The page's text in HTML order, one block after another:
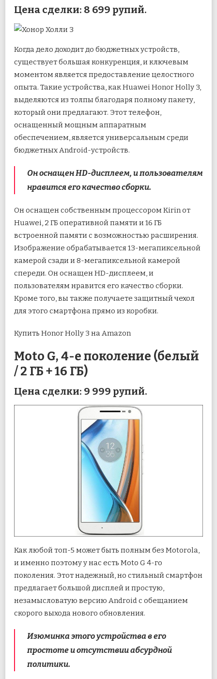
Цена сделки: 8 699 рупий.
Когда дело доходит до бюджетных устройств,
существует большая конкуренция, и ключевым
моментом является предоставление целостного
опыта. Такие устройства, как Huawei Honor Holly 3,
выделяются из толпы благодаря полному пакету,
который они предлагают. Этот телефон,
оснащенный мощным аппаратным
обеспечением, является универсальным среди
бюджетных Android-устройств.
Он оснащен HD-дисплеем, и пользователям
нравится его качество сборки.
Он оснащен собственным процессором Kirin от
Huawei, 2 ГБ оперативной памяти и 16 ГБ
встроенной памяти с возможностью расширения.
Изображение обрабатывается 13-мегапиксельной
камерой сзади и 8-мегапиксельной камерой
спереди. Он оснащен HD-дисплеем, и
пользователям нравится его качество сборки.
Кроме того, вы также получаете защитный чехол
для этого смартфона прямо из коробки.
Купить Honor Holly 3 на Amazon
Moto G, 4-е поколение (белый
/ 2 ГБ + 16 ГБ)
Цена сделки: 9 999 рупий.
Как любой топ-5 может быть полным без Motorola,
и именно поэтому у нас есть Moto G 4-го
поколения. Этот надежный, но стильный смартфон
предлагает большой дисплей и простую,
незамысловатую версию Android с обещанием
скорого выхода нового обновления.
Изюминка этого устройства в его
простоте и отсутствии абсурдной
политики.